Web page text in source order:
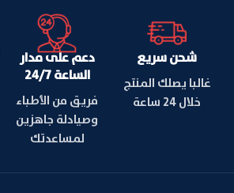
شحن سريع
غالبا يصلك المنتج
خلال 24 ساعة
دعم على مدار
الساعة 24/7
فريق من الأطباء
وصيادلة جاهزين
لمساعدتك